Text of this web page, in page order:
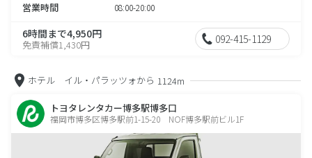
営業時間 08:00-20:00
6時間まで4,950円
免責補償1,430円 092-415-1129
ホテル イル・パラッツォから 1124m
トヨタレンタカー博多駅博多口
福岡市博多区博多駅前1-15-20 NOF博多駅前ビル1F